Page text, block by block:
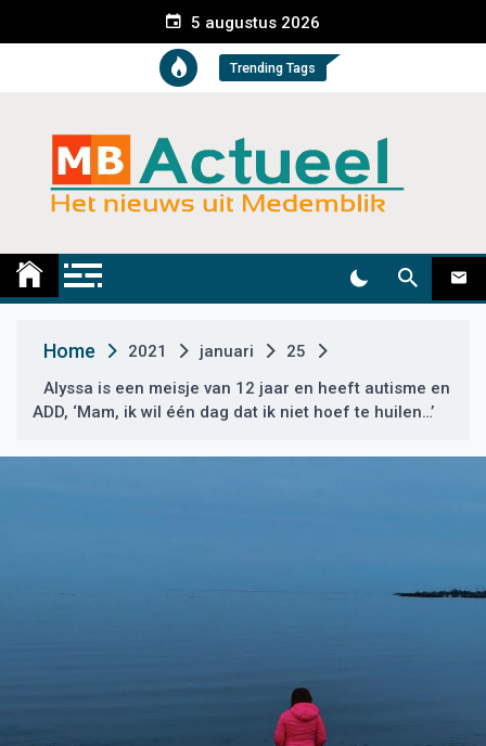
e
t
5 augustus 2026
Trending Tags
Medemblik Actueel
Home 2021 januari
25
Alyssa is een meisje van 12 jaar en heeft autisme en
ADD, ‘Mam, ik wil één dag dat ik niet hoef te huilen…’